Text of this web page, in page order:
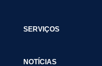
SERVIÇOS
NOTÍCIAS